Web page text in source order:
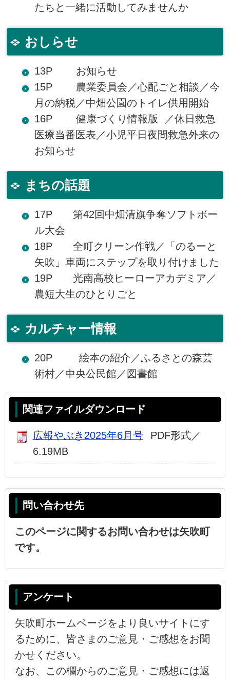
たちと一緒に活動してみませんか
おしらせ
13P お知らせ
15P 農業委員会／心配ごと相談／今
月の納税／中畑公園のトイレ供用開始
16P 健康づくり情報版 ／休日救急
医療当番医表／小児平日夜間救急外来の
お知らせ
まちの話題
17P 第42回中畑清旗争奪ソフトボー
ル大会
18P 全町クリーン作戦／「のるーと
矢吹」車両にステップを取り付けました
19P 光南高校ヒーローアカデミア／
農短大生のひとりごと
カルチャー情報
20P 絵本の紹介／ふるさとの森芸
術村／中央公民館／図書館
関連ファイルダウンロード
広報やぶき2025年6月号
PDF形式／
6.19MB
問い合わせ先
このページに関するお問い合わせは矢吹町
です。
アンケート
矢吹町ホームページをより良いサイトにす
るために、皆さまのご意見・ご感想をお聞
かせください。
なお、この欄からのご意見・ご感想には返